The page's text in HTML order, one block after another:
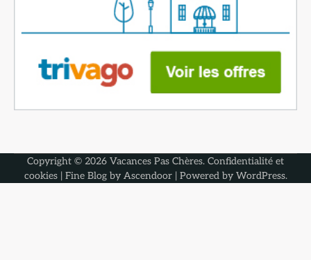
Copyright © 2026 Vacances Pas Chères. Confidentialité et
cookies| Fine Blog by Ascendoor| Powered by WordPress.